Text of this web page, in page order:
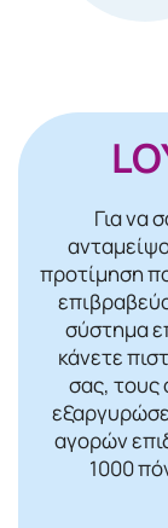
Για να
προτίμηση
σύστημα
κάνετε
σας, τους
αγορών
1000